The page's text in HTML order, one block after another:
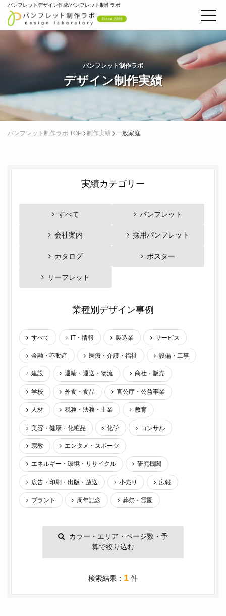
パンフレットデザイン作成/パンフレット制作ラボ
パンフレット制作ラボ
デザイン制作実績
パンフレット制作ラボ TOP 制作実績 一般家庭
実績カテゴリー
すべて パンフレット
会社案内 採用パンフレット
カタログ ポスター
リーフレット
業種別デザイン事例
すべて IT・情報 製造業 サービス
金融・不動産 医療・介護・福祉 設備・工事
建設 運輸・運送・物流 商社・販売
学校 外食・食品 官公庁・公益事業
人材 税務・法務・士業 教育
美容・健康・化粧品 化学 コンサル
宗教 エンタメ・スポーツ
エネルギー・環境・リサイクル 研究機関
広告・印刷・出版・放送 小売り 広報
プラント 周年記念 葬祭・霊園
カラー・エリア・ページ数・予
算で絞り込む
検索結果： 1 件